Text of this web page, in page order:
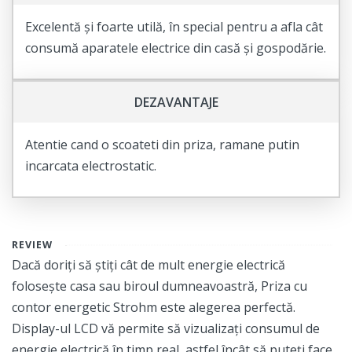
Excelentă și foarte utilă, în special pentru a afla cât
consumă aparatele electrice din casă și gospodărie.
DEZAVANTAJE
Atentie cand o scoateti din priza, ramane putin
incarcata electrostatic.
REVIEW
Dacă doriți să știți cât de mult energie electrică
folosește casa sau biroul dumneavoastră, Priza cu
contor energetic Strohm este alegerea perfectă.
Display-ul LCD vă permite să vizualizați consumul de